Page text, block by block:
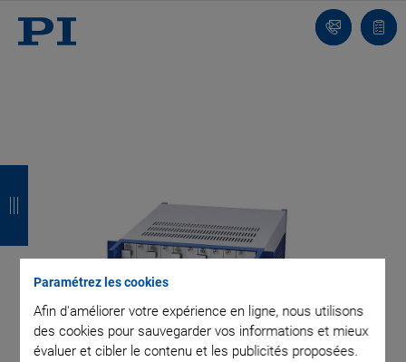
Paramétrez les cookies
Afin d'améliorer votre expérience en ligne, nous utilisons
des cookies pour sauvegarder vos informations et mieux
évaluer et cibler le contenu et les publicités proposées.
Contact
o
u
r
o
u
r
o
u
r
o
u
r